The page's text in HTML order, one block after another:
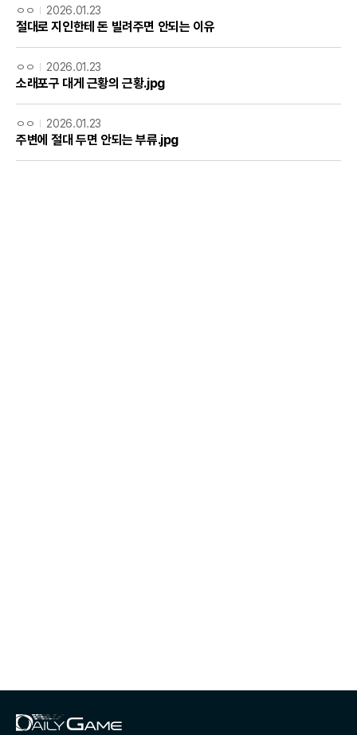
ㅇㅇ 2026.01.23
절대로 지인한테 돈 빌려주면 안되는 이유
ㅇㅇ 2026.01.23
소래포구 대게 근황의 근황.jpg
ㅇㅇ 2026.01.23
주변에 절대 두면 안되는 부류.jpg